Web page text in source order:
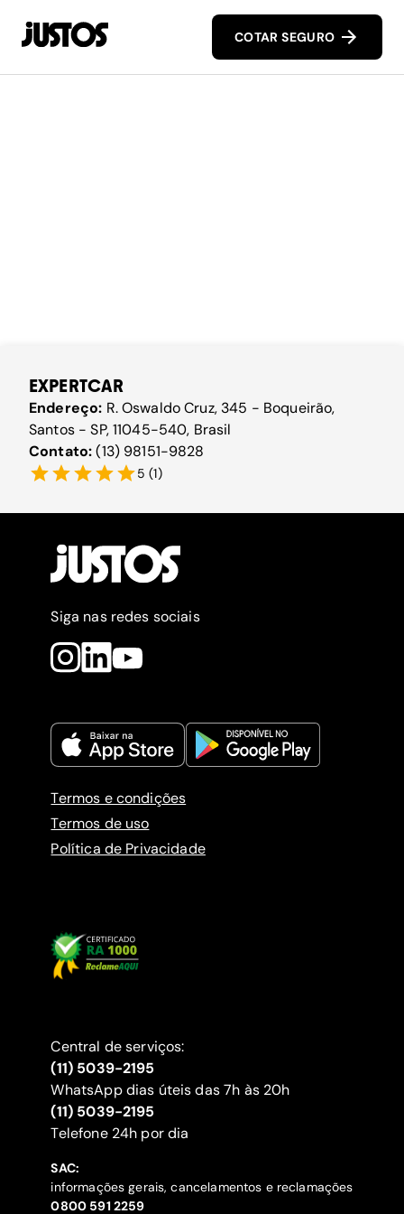
COTAR SEGURO
EXPERTCAR
Endereço: R. Oswaldo Cruz, 345 - Boqueirão,
Santos - SP, 11045-540, Brasil
Contato:(13) 98151-9828
5 (1)
Siga nas redes sociais
Termos e condições
Termos de uso
Política de Privacidade
Central de serviços:
(11) 5039-2195
WhatsApp dias úteis das 7h às 20h
(11) 5039-2195
‍Telefone 24h por dia
SAC:
informações gerais, cancelamentos e reclamações
‍0800 591 2259